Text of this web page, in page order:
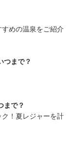
めの温泉をご紹介
つまで？
まで？
！夏レジャーを計